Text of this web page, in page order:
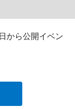
から公開イベン